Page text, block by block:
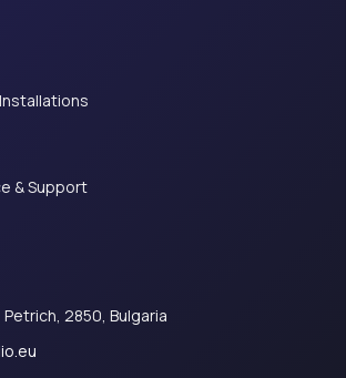
& Support
Petrich, 2850, Bulgaria